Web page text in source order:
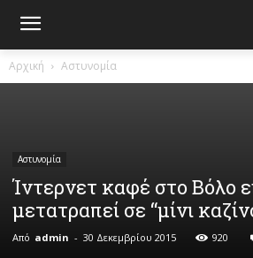
Αρχική Αστυνομία
Αστυνομία
Ίντερνετ καφέ στο Βόλο
μετατραπεί σε “μίνι
Από admin - 30 Δεκεμβρίου 2015 920